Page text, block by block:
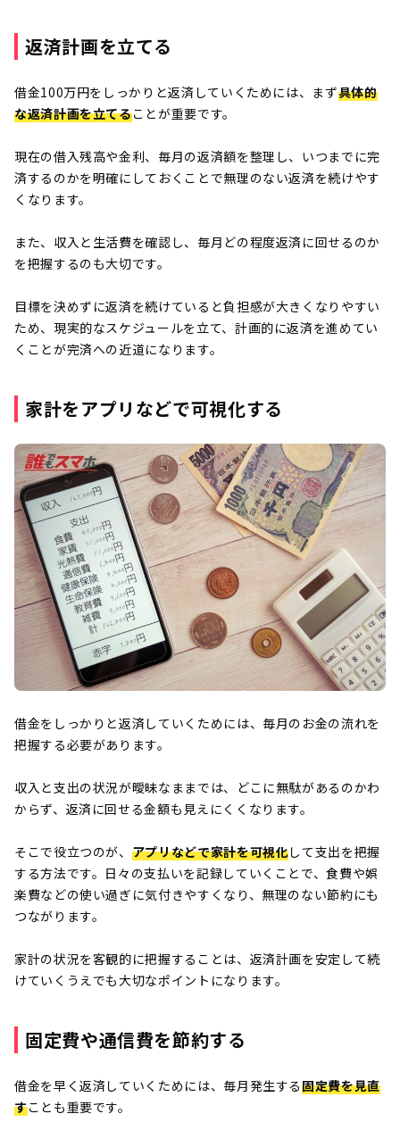
返済計画を立てる
借金100万円をしっかりと返済していくためには、まず具体的
な返済計画を立てることが重要です。
現在の借入残高や金利、毎月の返済額を整理し、いつまでに完
済するのかを明確にしておくことで無理のない返済を続けやす
くなります。
また、収入と生活費を確認し、毎月どの程度返済に回せるのか
を把握するのも大切です。
目標を決めずに返済を続けていると負担感が大きくなりやすい
ため、現実的なスケジュールを立て、計画的に返済を進めてい
くことが完済への近道になります。
家計をアプリなどで可視化する
借金をしっかりと返済していくためには、毎月のお金の流れを
把握する必要があります。
収入と支出の状況が曖昧なままでは、どこに無駄があるのかわ
からず、返済に回せる金額も見えにくくなります。
そこで役立つのが、 アプリなどで家計を可視化して支出を把握
する方法です。日々の支払いを記録していくことで、食費や娯
楽費などの使い過ぎに気付きやすくなり、無理のない節約にも
つながります。
家計の状況を客観的に把握することは、返済計画を安定して続
けていくうえでも大切なポイントになります。
固定費や通信費を節約する
借金を早く返済していくためには、毎月発生する固定費を見直
すことも重要です。